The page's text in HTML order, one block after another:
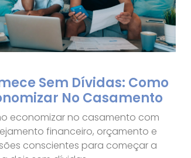
Sem Dívidas: Como
No Casamento
economizar no casamento com
financeiro, orçamento e
conscientes para começar a